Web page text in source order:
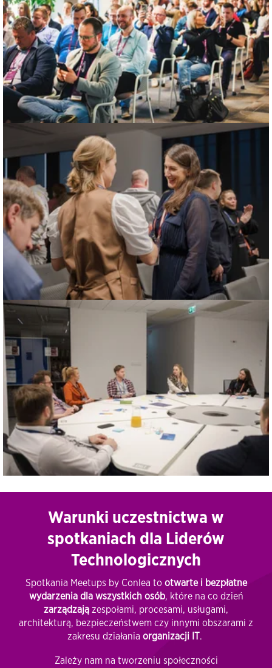
Warunki uczestnictwa w
spotkaniach dla Liderów
Technologicznych
Spotkania Meetups by Conlea to otwarte i bezpłatne
wydarzenia dla wszystkich osób, które na co dzień
zarządzają zespołami, procesami, usługami,
architekturą, bezpieczeństwem czy innymi obszarami z
zakresu działania organizacji IT.
Zależy nam na tworzeniu społeczności